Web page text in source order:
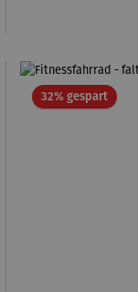
32% gespartRabatt